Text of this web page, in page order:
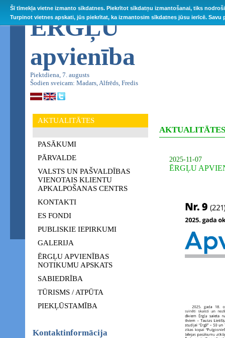
Šī tīmekļa vietne izmanto sīkdatnes. Piekrītot sīkdatņu izmantošanai, tiks
Turpinot vietnes apskati, jūs piekrītat, ka izmantosim sīkdatnes jūsu ierīcē.
ĒRGĻU
apvienība
Piektdiena, 7. augusts
Šodien sveicam: Madars, Alfrēds, Fredis
AKTUALITĀTES
PASĀKUMI
PĀRVALDE
VALSTS UN PAŠVALDĪBAS
VIENOTAIS KLIENTU
APKALPOŠANAS CENTRS
KONTAKTI
ES FONDI
PUBLISKIE IEPIRKUMI
GALERIJA
ĒRGĻU APVIENĪBAS
NOTIKUMU APSKATS
SABIEDRĪBA
TŪRISMS / ATPŪTA
PIEKĻŪSTAMĪBA
Kontaktinformācija
AKTUALITĀTES
2025-11-07
ĒRGĻU